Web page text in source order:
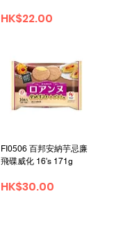
價格
HK$22.00
FI0506 百邦安納芋忌廉
飛碟威化 16's 171g
價格
HK$30.00